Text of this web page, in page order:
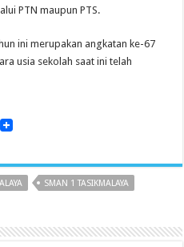
PTN maupun PTS.
ini merupakan angkatan ke-67
usia sekolah saat ini telah
T
SMAN 1 TASIKMALAYA